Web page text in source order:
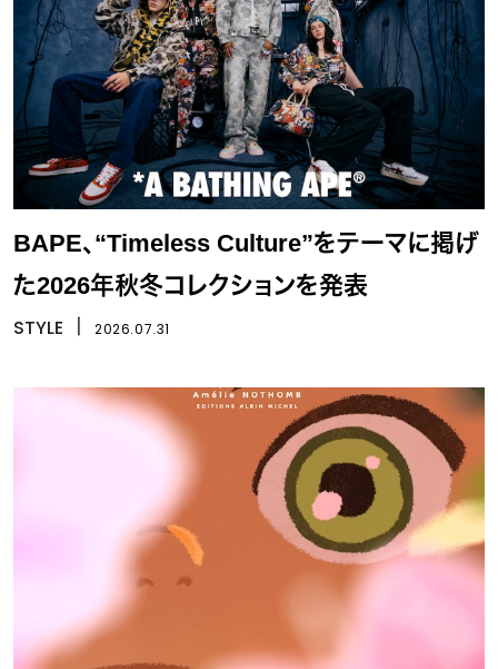
BAPE、“Timeless Culture”をテーマに掲げ
た2026年秋冬コレクションを発表
STYLE 2026.07.31